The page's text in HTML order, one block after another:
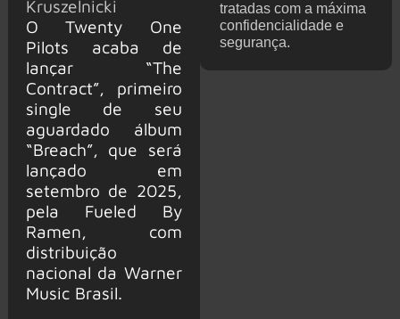
Kruszelnicki
O Twenty One
Pilots acaba de
lançar “The
Contract”, primeiro
single de seu
aguardado álbum
“Breach”, que será
lançado em
setembro de 2025,
pela Fueled By
Ramen, com
distribuição
nacional da Warner
Music Brasil.
completo
confirmad
tratadas com a máxima
confidencialidade e
segurança.